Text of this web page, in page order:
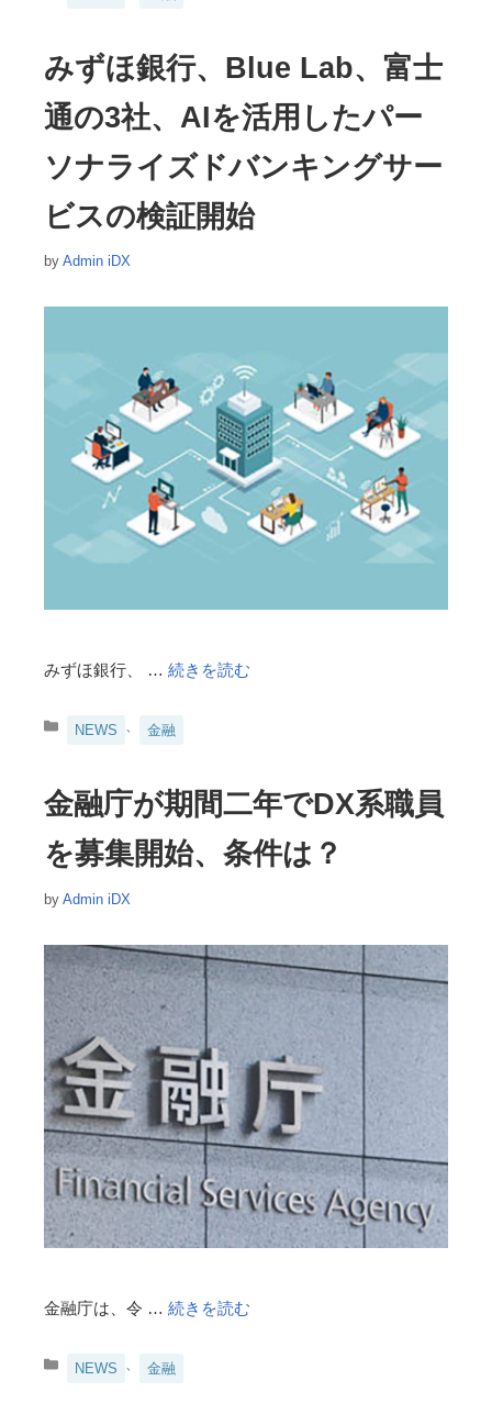
ー
みずほ銀行、Blue Lab、富士
通の3社、AIを活用したパー
ソナライズドバンキングサー
ビスの検証開始
by Admin iDX
みずほ銀行、 … 続きを読む
カ
リ
ー
NEWS 、 金融
金融庁が期間二年でDX系職員
を募集開始、条件は？
by Admin iDX
金融庁は、令 … 続きを読む
カNEWS 金融